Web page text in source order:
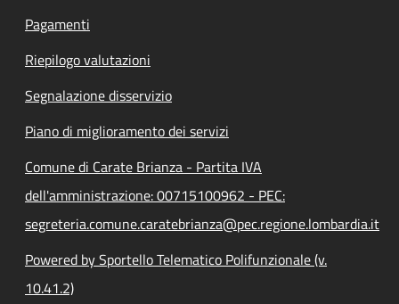
Pagamenti
Riepilogo valutazioni
Segnalazione disservizio
Piano di miglioramento dei servizi
Comune di Carate Brianza - Partita IVA
dell'amministrazione: 00715100962 - PEC:
segreteria.comune.caratebrianza@pec.regione.lombardia.it
Powered by Sportello Telematico Polifunzionale (v.
10.41.2)